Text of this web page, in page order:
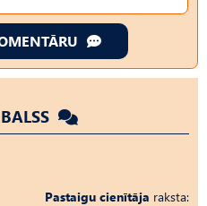
Pastaigu cienītāja raksta: